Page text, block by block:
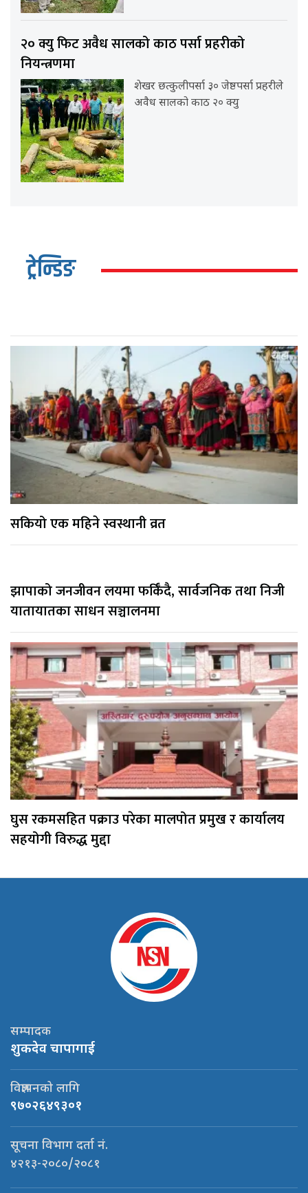
२० क्यु फिट अवैध सालको काठ पर्सा प्रहरीको
नियन्त्रणमा
शेखर छत्कुलीपर्सा ३० जेष्ठपर्सा प्रहरीले
अवैध सालको काठ २० क्यु
ट्रेन्डिङ
सकियो एक महिने स्वस्थानी व्रत
झापाको जनजीवन लयमा फर्किँदै, सार्वजनिक तथा निजी
यातायातका साधन सञ्चालनमा
घुस रकमसहित पक्राउ परेका मालपोत प्रमुख र कार्यालय
सहयोगी विरुद्ध मुद्दा
सम्पादक
शुकदेव चापागाई
विज्ञापनको लागि
९७०२६४९३०१
सूचना विभाग दर्ता नं.
४२१३-२०८०/२०८१